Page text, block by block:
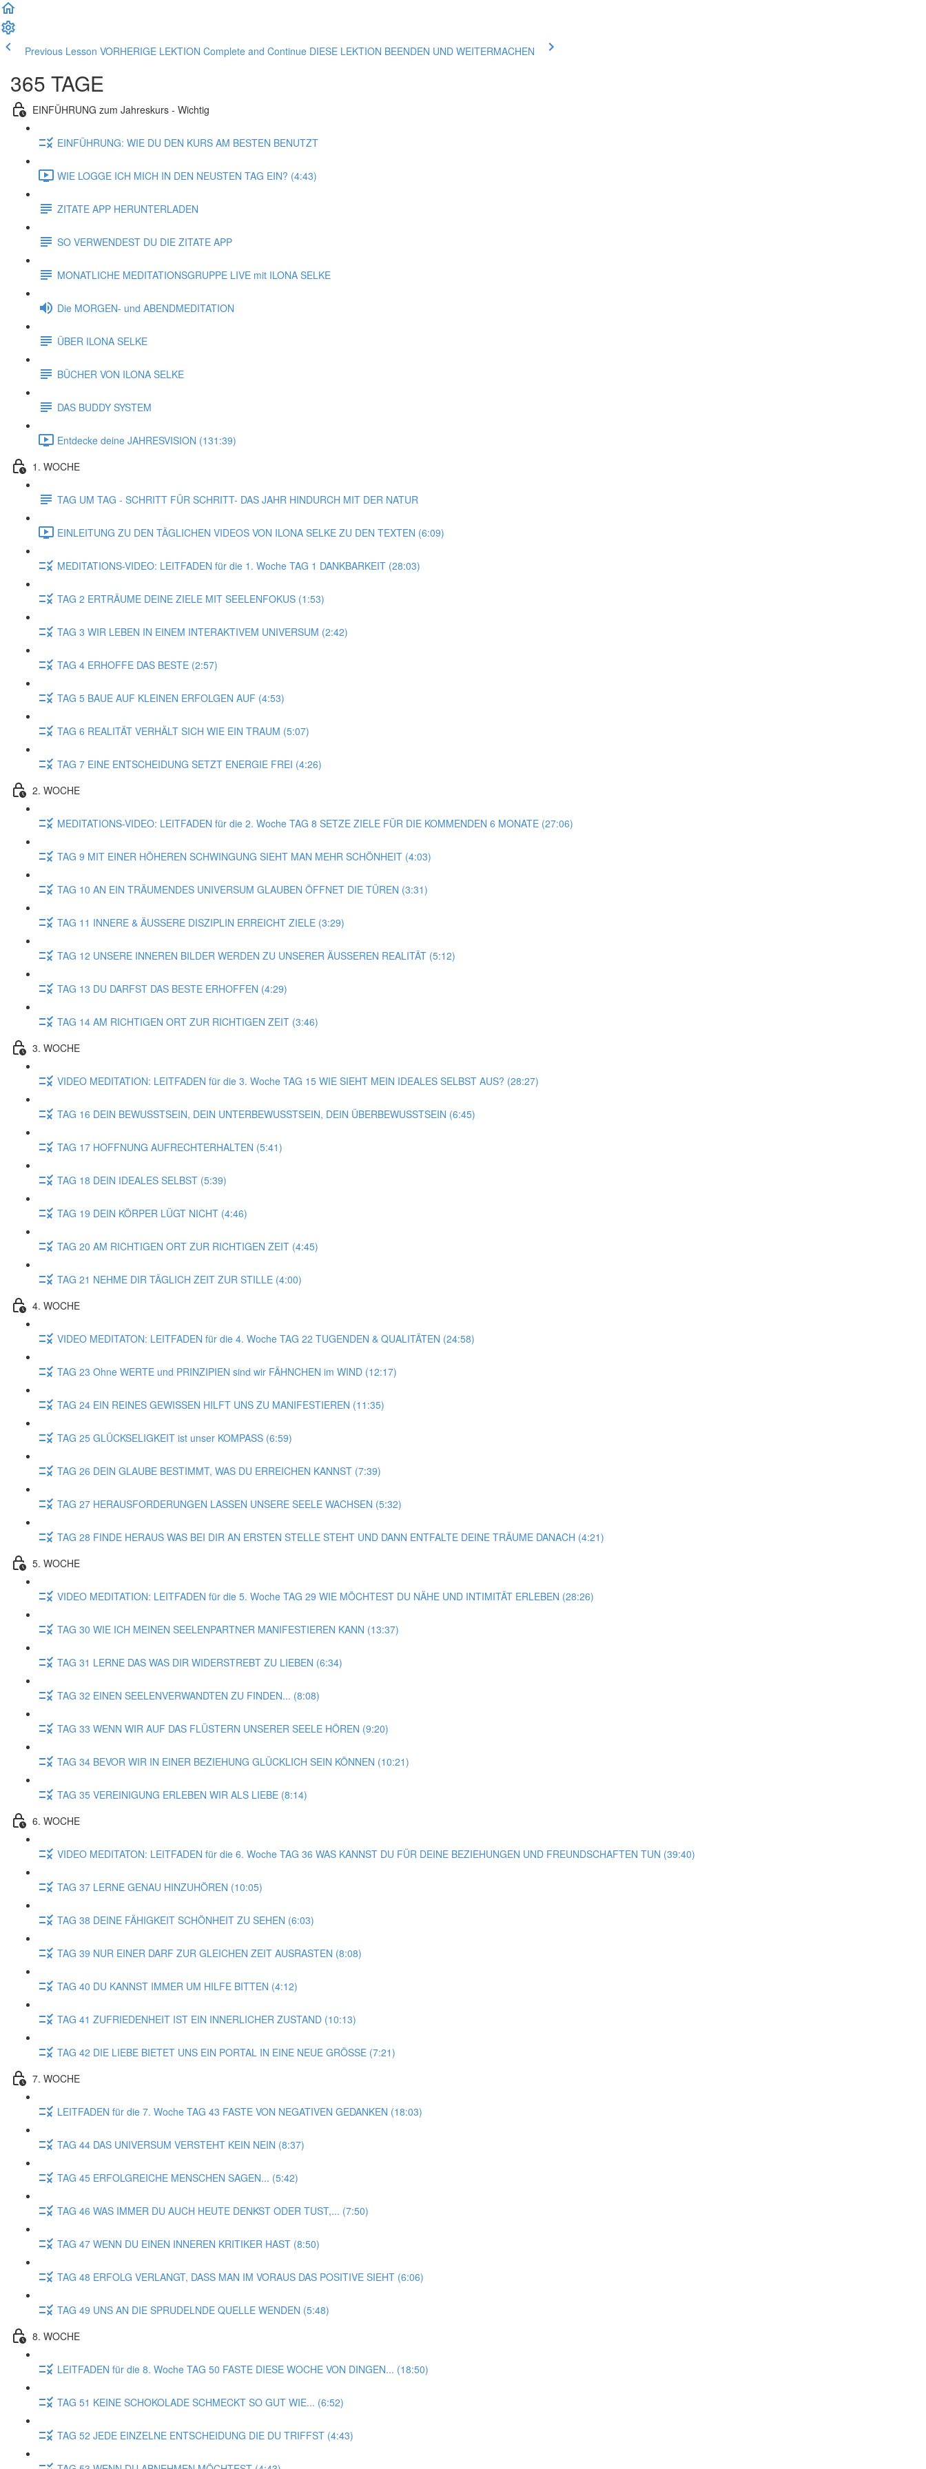
Previous Lesson VORHERIGE LEKTION Complete and Continue DIESE LEKTION BEENDEN UND WEITERMACHEN
365 TAGE
EINFÜHRUNG zum Jahreskurs - Wichtig
EINFÜHRUNG: WIE DU DEN KURS AM BESTEN BENUTZT
WIE LOGGE ICH MICH IN DEN NEUSTEN TAG EIN? (4:43)
ZITATE APP HERUNTERLADEN
SO VERWENDEST DU DIE ZITATE APP
MONATLICHE MEDITATIONSGRUPPE LIVE mit ILONA SELKE
Die MORGEN- und ABENDMEDITATION
ÜBER ILONA SELKE
BÜCHER VON ILONA SELKE
DAS BUDDY SYSTEM
Entdecke deine JAHRESVISION (131:39)
1. WOCHE
TAG UM TAG - SCHRITT FÜR SCHRITT- DAS JAHR HINDURCH MIT DER NATUR
EINLEITUNG ZU DEN TÄGLICHEN VIDEOS VON ILONA SELKE ZU DEN TEXTEN (6:09)
MEDITATIONS-VIDEO: LEITFADEN für die 1. Woche TAG 1 DANKBARKEIT (28:03)
TAG 2 ERTRÄUME DEINE ZIELE MIT SEELENFOKUS (1:53)
TAG 3 WIR LEBEN IN EINEM INTERAKTIVEM UNIVERSUM (2:42)
TAG 4 ERHOFFE DAS BESTE (2:57)
TAG 5 BAUE AUF KLEINEN ERFOLGEN AUF (4:53)
TAG 6 REALITÄT VERHÄLT SICH WIE EIN TRAUM (5:07)
TAG 7 EINE ENTSCHEIDUNG SETZT ENERGIE FREI (4:26)
2. WOCHE
MEDITATIONS-VIDEO: LEITFADEN für die 2. Woche TAG 8 SETZE ZIELE FÜR DIE KOMMENDEN 6 MONATE (27:06)
TAG 9 MIT EINER HÖHEREN SCHWINGUNG SIEHT MAN MEHR SCHÖNHEIT (4:03)
TAG 10 AN EIN TRÄUMENDES UNIVERSUM GLAUBEN ÖFFNET DIE TÜREN (3:31)
TAG 11 INNERE & ÄUSSERE DISZIPLIN ERREICHT ZIELE (3:29)
TAG 12 UNSERE INNEREN BILDER WERDEN ZU UNSERER ÄUSSEREN REALITÄT (5:12)
TAG 13 DU DARFST DAS BESTE ERHOFFEN (4:29)
TAG 14 AM RICHTIGEN ORT ZUR RICHTIGEN ZEIT (3:46)
3. WOCHE
VIDEO MEDITATION: LEITFADEN für die 3. Woche TAG 15 WIE SIEHT MEIN IDEALES SELBST AUS? (28:27)
TAG 16 DEIN BEWUSSTSEIN, DEIN UNTERBEWUSSTSEIN, DEIN ÜBERBEWUSSTSEIN (6:45)
TAG 17 HOFFNUNG AUFRECHTERHALTEN (5:41)
TAG 18 DEIN IDEALES SELBST (5:39)
TAG 19 DEIN KÖRPER LÜGT NICHT (4:46)
TAG 20 AM RICHTIGEN ORT ZUR RICHTIGEN ZEIT (4:45)
TAG 21 NEHME DIR TÄGLICH ZEIT ZUR STILLE (4:00)
4. WOCHE
VIDEO MEDITATON: LEITFADEN für die 4. Woche TAG 22 TUGENDEN & QUALITÄTEN (24:58)
TAG 23 Ohne WERTE und PRINZIPIEN sind wir FÄHNCHEN im WIND (12:17)
TAG 24 EIN REINES GEWISSEN HILFT UNS ZU MANIFESTIEREN (11:35)
TAG 25 GLÜCKSELIGKEIT ist unser KOMPASS (6:59)
TAG 26 DEIN GLAUBE BESTIMMT, WAS DU ERREICHEN KANNST (7:39)
TAG 27 HERAUSFORDERUNGEN LASSEN UNSERE SEELE WACHSEN (5:32)
TAG 28 FINDE HERAUS WAS BEI DIR AN ERSTEN STELLE STEHT UND DANN ENTFALTE DEINE TRÄUME DANACH (4:21)
5. WOCHE
VIDEO MEDITATION: LEITFADEN für die 5. Woche TAG 29 WIE MÖCHTEST DU NÄHE UND INTIMITÄT ERLEBEN (28:26)
TAG 30 WIE ICH MEINEN SEELENPARTNER MANIFESTIEREN KANN (13:37)
TAG 31 LERNE DAS WAS DIR WIDERSTREBT ZU LIEBEN (6:34)
TAG 32 EINEN SEELENVERWANDTEN ZU FINDEN... (8:08)
TAG 33 WENN WIR AUF DAS FLÜSTERN UNSERER SEELE HÖREN (9:20)
TAG 34 BEVOR WIR IN EINER BEZIEHUNG GLÜCKLICH SEIN KÖNNEN (10:21)
TAG 35 VEREINIGUNG ERLEBEN WIR ALS LIEBE (8:14)
6. WOCHE
VIDEO MEDITATON: LEITFADEN für die 6. Woche TAG 36 WAS KANNST DU FÜR DEINE BEZIEHUNGEN UND FREUNDSCHAFTEN TUN (39:40)
TAG 37 LERNE GENAU HINZUHÖREN (10:05)
TAG 38 DEINE FÄHIGKEIT SCHÖNHEIT ZU SEHEN (6:03)
TAG 39 NUR EINER DARF ZUR GLEICHEN ZEIT AUSRASTEN (8:08)
TAG 40 DU KANNST IMMER UM HILFE BITTEN (4:12)
TAG 41 ZUFRIEDENHEIT IST EIN INNERLICHER ZUSTAND (10:13)
TAG 42 DIE LIEBE BIETET UNS EIN PORTAL IN EINE NEUE GRÖSSE (7:21)
7. WOCHE
LEITFADEN für die 7. Woche TAG 43 FASTE VON NEGATIVEN GEDANKEN (18:03)
TAG 44 DAS UNIVERSUM VERSTEHT KEIN NEIN (8:37)
TAG 45 ERFOLGREICHE MENSCHEN SAGEN... (5:42)
TAG 46 WAS IMMER DU AUCH HEUTE DENKST ODER TUST,... (7:50)
TAG 47 WENN DU EINEN INNEREN KRITIKER HAST (8:50)
TAG 48 ERFOLG VERLANGT, DASS MAN IM VORAUS DAS POSITIVE SIEHT (6:06)
TAG 49 UNS AN DIE SPRUDELNDE QUELLE WENDEN (5:48)
8. WOCHE
LEITFADEN für die 8. Woche TAG 50 FASTE DIESE WOCHE VON DINGEN... (18:50)
TAG 51 KEINE SCHOKOLADE SCHMECKT SO GUT WIE... (6:52)
TAG 52 JEDE EINZELNE ENTSCHEIDUNG DIE DU TRIFFST (4:43)